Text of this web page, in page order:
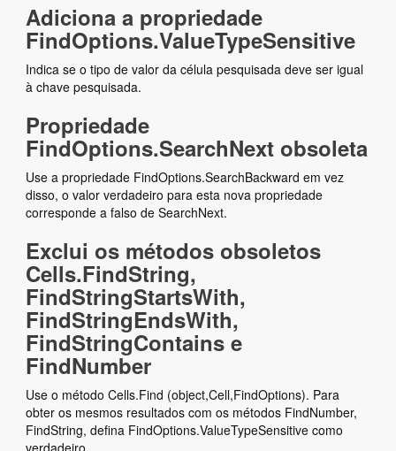
Adiciona a propriedade
FindOptions.ValueTypeSensitive
Indica se o tipo de valor da célula pesquisada deve ser igual
à chave pesquisada.
Propriedade
FindOptions.SearchNext obsoleta
Use a propriedade FindOptions.SearchBackward em vez
disso, o valor verdadeiro para esta nova propriedade
corresponde a falso de SearchNext.
Exclui os métodos obsoletos
Cells.FindString,
FindStringStartsWith,
FindStringEndsWith,
FindStringContains e
FindNumber
Use o método Cells.Find (object,Cell,FindOptions). Para
obter os mesmos resultados com os métodos FindNumber,
FindString, defina FindOptions.ValueTypeSensitive como
verdadeiro.